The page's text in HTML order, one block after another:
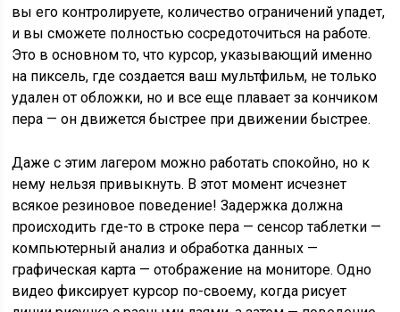
вы его контролируете, количество ограничений упадет,
и вы сможете полностью сосредоточиться на работе.
Это в основном то, что курсор, указывающий именно
на пиксель, где создается ваш мультфильм, не только
удален от обложки, но и все еще плавает за кончиком
пера — он движется быстрее при движении быстрее.
Даже с этим лагером можно работать спокойно, но к
нему нельзя привыкнуть. В этот момент исчезнет
всякое резиновое поведение! Задержка должна
происходить где-то в строке пера — сенсор таблетки —
компьютерный анализ и обработка данных —
графическая карта — отображение на мониторе. Одно
видео фиксирует курсор по-своему, когда рисует